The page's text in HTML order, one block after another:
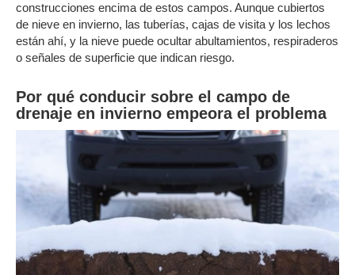
construcciones encima de estos campos. Aunque cubiertos
de nieve en invierno, las tuberías, cajas de visita y los lechos
están ahí, y la nieve puede ocultar abultamientos, respiraderos
o señales de superficie que indican riesgo.
Por qué conducir sobre el campo de
drenaje en invierno empeora el problema